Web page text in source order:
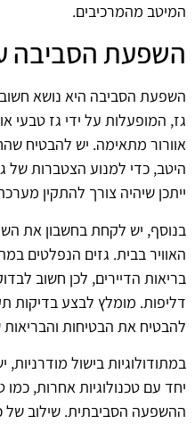
המיטב מהמרכיבים.
השפעת הסביבה
השפעת הסביבה היא נושא חשוב
גז, המופעלות על ידי גז טבעי
אוורור מתאימה. יש להבטיח
היטב, כדי למנוע הצטברות של
ייתכן שיהיה צורך להתקין
בנוסף, יש לקחת בחשבון את
האוויר בבית. גזים הנפלטים
בריאות הדיירים, לכן חשוב
דליפות. מומלץ לבצע בדיקות
להבטיח את הבטיחות
במתודולוגיות בישול
יחד עם טכנולוגיות אחרות,
ההשפעה הסביבתית. שילוב של